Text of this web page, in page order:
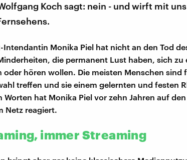
Koch sagt: nein - und wirft mit
Intendantin Monika Piel hat nicht an den Tod
die permanent Lust haben, sich zu
oder hören wollen. Die meisten Menschen sind
treffen und sie einem gelernten und festen
Worten hat Monika Piel vor zehn Jahren auf
Netz reagiert.
immer Streaming